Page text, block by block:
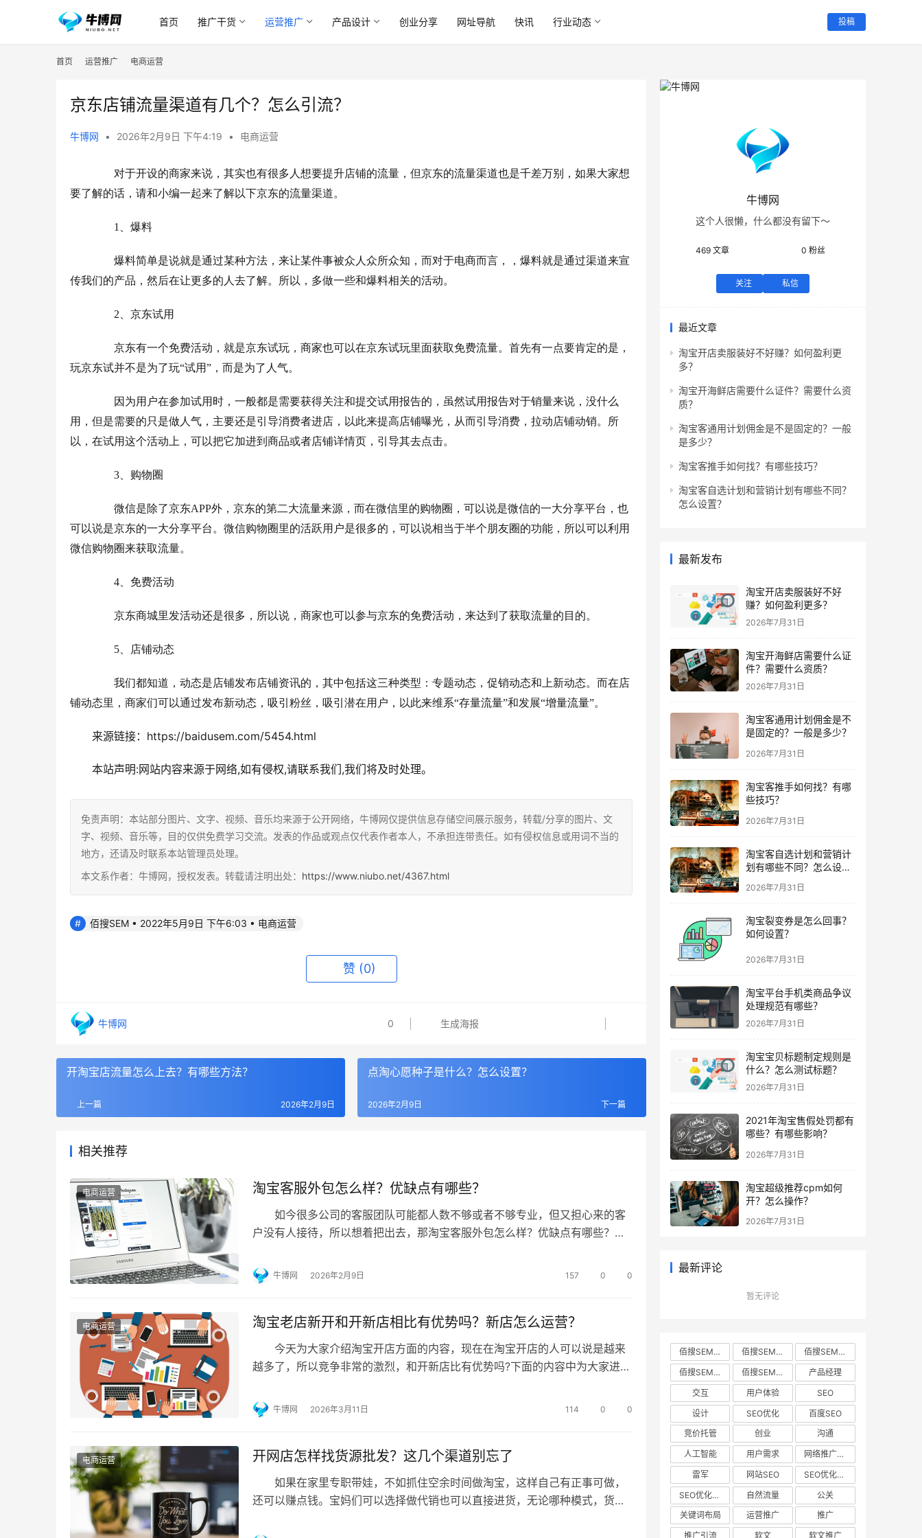
首页 推广干货 运营推广 产品设计 创业分享 网址导航 快讯 行业动态 投稿
首页 运营推广 电商运营
京东店铺流量渠道有几个？怎么引流？
牛博网 • 2026年2月9日 下午4:19 • 电商运营
对于开设的商家来说，其实也有很多人想要提升店铺的流量，但京东的流量渠道也是千差万别，如果大家想
要了解的话，请和小编一起来了解以下京东的流量渠道。
1、爆料
爆料简单是说就是通过某种方法，来让某件事被众人众所众知，而对于电商而言，，爆料就是通过渠道来宣
传我们的产品，然后在让更多的人去了解。所以，多做一些和爆料相关的活动。
2、京东试用
京东有一个免费活动，就是京东试玩，商家也可以在京东试玩里面获取免费流量。首先有一点要肯定的是，
玩京东试并不是为了玩“试用”，而是为了人气。
因为用户在参加试用时，一般都是需要获得关注和提交试用报告的，虽然试用报告对于销量来说，没什么
用，但是需要的只是做人气，主要还是引导消费者进店，以此来提高店铺曝光，从而引导消费，拉动店铺动销。所
以，在试用这个活动上，可以把它加进到商品或者店铺详情页，引导其去点击。
3、购物圈
微信是除了京东APP外，京东的第二大流量来源，而在微信里的购物圈，可以说是微信的一大分享平台，也
可以说是京东的一大分享平台。微信购物圈里的活跃用户是很多的，可以说相当于半个朋友圈的功能，所以可以利用
微信购物圈来获取流量。
4、免费活动
京东商城里发活动还是很多，所以说，商家也可以参与京东的免费活动，来达到了获取流量的目的。
5、店铺动态
我们都知道，动态是店铺发布店铺资讯的，其中包括这三种类型：专题动态，促销动态和上新动态。而在店
铺动态里，商家们可以通过发布新动态，吸引粉丝，吸引潜在用户，以此来维系“存量流量”和发展“增量流量”。
来源链接：https://baidusem.com/5454.html
本站声明:网站内容来源于网络,如有侵权,请联系我们,我们将及时处理。
免责声明：本站部分图片、文字、视频、音乐均来源于公开网络，牛博网仅提供信息存储空间展示服务，转载/分享的图片、文
字、视频、音乐等，目的仅供免费学习交流。发表的作品或观点仅代表作者本人，不承担连带责任。如有侵权信息或用词不当的
地方，还请及时联系本站管理员处理。
本文系作者：牛博网，授权发表。转载请注明出处： https://www.niubo.net/4367.html
佰搜SEM • 2022年5月9日 下午6:03 • 电商运营
赞 (0)
牛博网 0 生成海报
开淘宝店流量怎么上去？有哪些方法？
上一篇 2026年2月9日
点淘心愿种子是什么？怎么设置？
下一篇
2026年2月9日
相关推荐
电商运营 淘宝客服外包怎么样？优缺点有哪些？
如今很多公司的客服团队可能都人数不够或者不够专业，但又担心来的客
户没有人接待，所以想着把出去，那淘宝客服外包怎么样？优缺点有哪些？下
事过电商工作的，熟悉各个平台的规则，不会轻易犯错，客服公司也有自己完
善的客服培训体系，客服人员经过公司严格的培训和考核后上岗，专业的客服
牛博网 2026年2月9日 157 0 0
电商运营 淘宝老店新开和开新店相比有优势吗？新店怎么运营？
今天为大家介绍淘宝开店方面的内容，现在在淘宝开店的人可以说是越来
越多了，所以竞争非常的激烈，和开新店比有优势吗?下面的内容中为大家进行
以前开的店铺，很长时间没有经营，店铺被释放，重新激活。一般来说新店是
有三个月的扶持期，而老店新开是没有扶持期的。老店激活之后会有显示店铺
牛博网 2026年3月11日 114 0 0
电商运营 开网店怎样找货源批发？这几个渠道别忘了
如果在家里专职带娃，不如抓住空余时间做淘宝，这样自己有正事可做，
还可以赚点钱。宝妈们可以选择做代销也可以直接进货，无论哪种模式，货都
牛博网
这个人很懒，什么都没有留下～
469 文章 0 粉丝
关注 私信
最近文章
淘宝开店卖服装好不好赚？如何盈利更
多？
淘宝开海鲜店需要什么证件？需要什么资
质？
淘宝客通用计划佣金是不是固定的？一般
是多少？
淘宝客推手如何找？有哪些技巧？
淘宝客自选计划和营销计划有哪些不同？
怎么设置？
最新发布
淘宝开店卖服装好不好
赚？如何盈利更多？
2026年7月31日
淘宝开海鲜店需要什么证
件？需要什么资质？
2026年7月31日
淘宝客通用计划佣金是不
是固定的？一般是多少？
2026年7月31日
淘宝客推手如何找？有哪
些技巧？
2026年7月31日
淘宝客自选计划和营销计
划有哪些不同？怎么设
2026年7月31日
淘宝裂变券是怎么回事？
如何设置？
2026年7月31日
淘宝平台手机类商品争议
处理规范有哪些？
2026年7月31日
淘宝宝贝标题制定规则是
什么？怎么测试标题？
2026年7月31日
2021年淘宝售假处罚都有
哪些？有哪些影响？
2026年7月31日
淘宝超级推荐cpm如何
开？怎么操作？
2026年7月31日
最新评论
暂无评论
佰搜SEM • 2022年5月9日 下午6:03 • 电商运营 佰搜SEM • 2022年5月9日 下午6:02 • 电商运营
佰搜SEM • 2022年5月9日 下午6:04 • 电商运营
佰搜SEM • 2022年5月9日 下午6:01 • 电商运营
佰搜SEM • 2022年5月9日 下午6:00 • 电商运营
产品经理
交互
用户体验
SEO
设计
SEO优化
百度SEO
竞价托管
创业
沟通
人工智能
用户需求
网络推广营销
雷军
网站SEO
SEO优化步骤
SEO优化规划
自然流量
公关
关键词布局
运营推广
推广
推广引流
软文 软文推广